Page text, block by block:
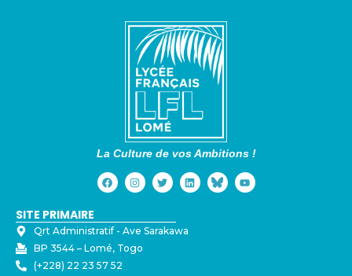
La Culture de vos Ambitions !
SITE PRIMAIRE
Qrt Administratif - ⁠Ave Sarakawa
BP 3544 – Lomé, Togo
(+228) 22 23 57 52